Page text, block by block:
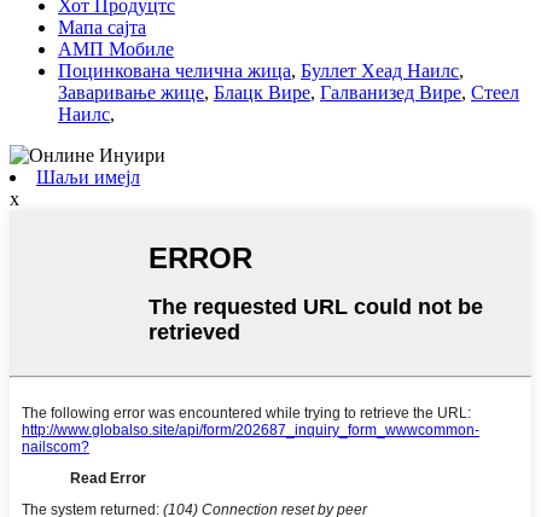
Хот Продуцтс
Мапа сајта
АМП Мобиле
Поцинкована челична жица, Буллет Хеад Наилс,
Заваривање жице, Блацк Вире, Галванизед Вире, Стеел
Наилс,
Шаљи имејл
x